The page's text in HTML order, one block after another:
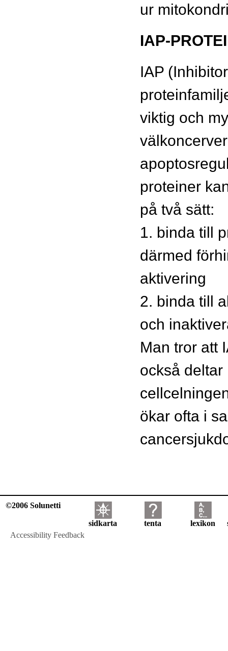
ur
IAP-
IAP
viktig och
proteiner
på två sätt:
1. binda till
därmed
aktivering
2. binda till
och
Man tror att
också
ökar ofta i
©2006 Solunetti
sidkarta tenta lexikon
Accessibility Feedback